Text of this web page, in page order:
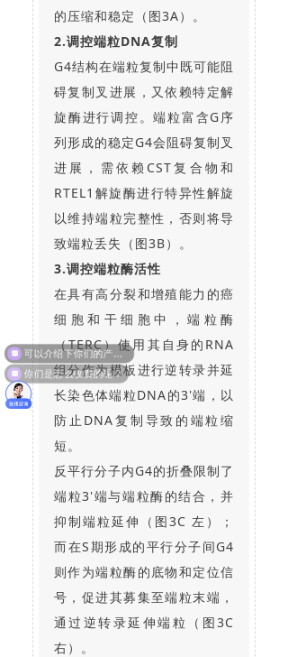
的压缩和稳定（图3A）。
2.调控端粒DNA复制
G4结构在端粒复制中既可能阻
碍复制叉进展，又依赖特定解
旋酶进行调控。端粒富含G序
列形成的稳定G4会阻碍复制叉
进展，需依赖CST复合物和
RTEL1解旋酶进行特异性解旋
以维持端粒完整性，否则将导
致端粒丢失（图3B）。
3.调控端粒酶活性
在具有高分裂和增殖能力的癌
细胞和干细胞中，端粒酶
（TERC）使用其自身的RNA
组分作为模板进行逆转录并延
长染色体端粒DNA的3'端，以
防止DNA复制导致的端粒缩
短。
反平行分子内G4的折叠限制了
端粒3'端与端粒酶的结合，并
抑制端粒延伸（图3C 左）；
而在S期形成的平行分子间G4
则作为端粒酶的底物和定位信
号，促进其募集至端粒末端，
通过逆转录延伸端粒（图3C
右）。
你们是怎么收费的呢？